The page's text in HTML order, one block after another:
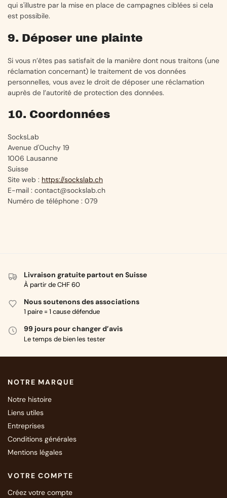
qui s'illustre par la mise en place de campagnes ciblées si cela
est possibile.
9. Déposer une plainte
Si vous n’êtes pas satisfait de la manière dont nous traitons (une
réclamation concernant) le traitement de vos données
personnelles, vous avez le droit de déposer une réclamation
auprès de l’autorité de protection des données.
10. Coordonnées
SocksLab
Avenue d'Ouchy 19
1006 Lausanne
Suisse
Site web : https://sockslab.ch
E-mail : contact@sockslab.ch
Numéro de téléphone : 079
Livraison gratuite partout en Suisse
À partir de CHF 60
Nous soutenons des associations
1 paire = 1 cause défendue
99 jours pour changer d’avis
Le temps de bien les tester
NOTRE MARQUE
Notre histoire
Liens utiles
Entreprises
Conditions générales
Mentions légales
VOTRE COMPTE
Créez votre compte